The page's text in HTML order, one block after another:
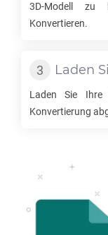
3D-Modell zu
Konvertieren.
Laden
Laden Sie Ihre
Konvertierung